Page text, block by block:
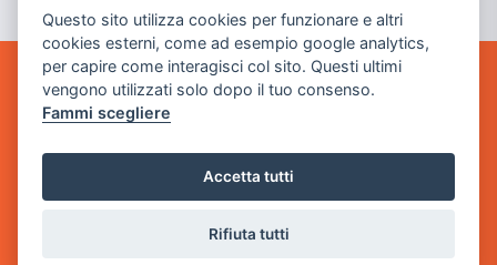
GAME WARP
BY POWER GAME SRL
via Villaggio dei Platani, 3
Questo sito utilizza cookies per funzionare e altri
cookies esterni, come ad esempio google analytics,
per capire come interagisci col sito. Questi ultimi
vengono utilizzati solo dopo il tuo consenso.
Fammi scegliere
Accetta tutti
Rifiuta tutti